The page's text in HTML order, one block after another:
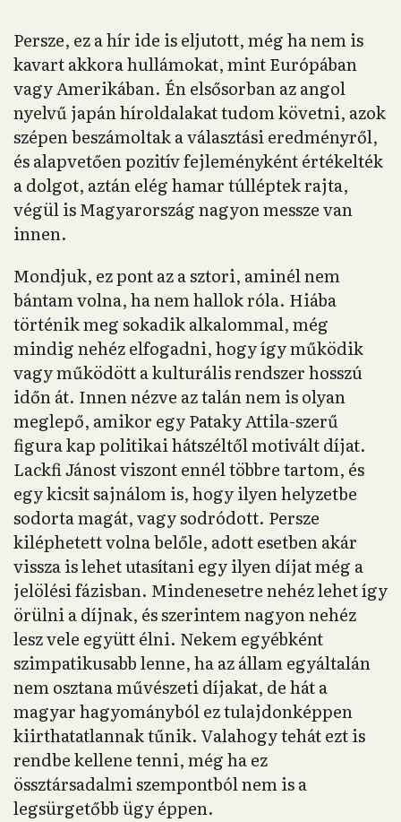
Persze, ez a hír ide is eljutott, még ha nem is
kavart akkora hullámokat, mint Európában
vagy Amerikában. Én elsősorban az angol
nyelvű japán híroldalakat tudom követni, azok
szépen beszámoltak a választási eredményről,
és alapvetően pozitív fejleményként értékelték
a dolgot, aztán elég hamar túlléptek rajta,
végül is Magyarország nagyon messze van
innen.
Mondjuk, ez pont az a sztori, aminél nem
bántam volna, ha nem hallok róla. Hiába
történik meg sokadik alkalommal, még
mindig nehéz elfogadni, hogy így működik
vagy működött a kulturális rendszer hosszú
időn át. Innen nézve az talán nem is olyan
meglepő, amikor egy Pataky Attila-szerű
figura kap politikai hátszéltől motivált díjat.
Lackfi Jánost viszont ennél többre tartom, és
egy kicsit sajnálom is, hogy ilyen helyzetbe
sodorta magát, vagy sodródott. Persze
kiléphetett volna belőle, adott esetben akár
vissza is lehet utasítani egy ilyen díjat még a
jelölési fázisban. Mindenesetre nehéz lehet így
örülni a díjnak, és szerintem nagyon nehéz
lesz vele együtt élni. Nekem egyébként
szimpatikusabb lenne, ha az állam egyáltalán
nem osztana művészeti díjakat, de hát a
magyar hagyományból ez tulajdonképpen
kiirthatatlannak tűnik. Valahogy tehát ezt is
rendbe kellene tenni, még ha ez
össztársadalmi szempontból nem is a
legsürgetőbb ügy éppen.